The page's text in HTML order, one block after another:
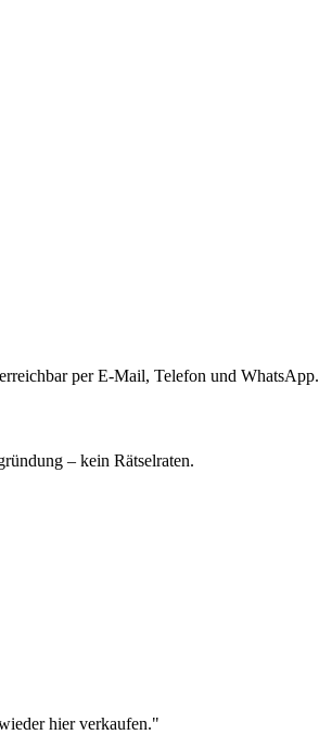
per E-Mail, Telefon und WhatsApp.
– kein Rätselraten.
hier verkaufen."